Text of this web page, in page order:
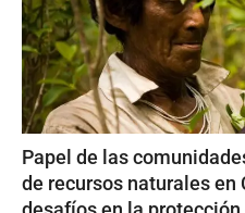
Papel de las
de recursos naturales